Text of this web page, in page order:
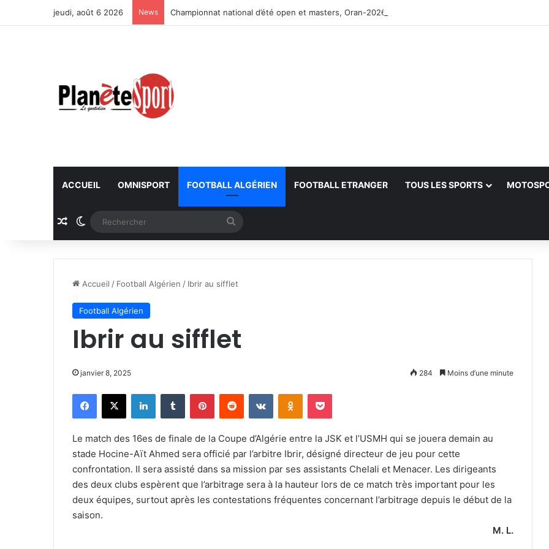
jeudi, août 6 2026 News Championnat national d’été open et masters, Oran-2026 — Le CRB s’adjuge le titre
ACCUEIL OMNISPORT FOOTBALL ALGÉRIEN FOOTBALL ETRANGER TOUS LES SPORTS
Article Aléatoire
Switch skin
Accueil / Football Algérien / Ibrir au sifflet
Football Algérien
Ibrir au sifflet
janvier 8, 2025 284 Moins d’une minute
Facebook
X LinkedinTumblr PinterestReddit VKontakteOdnoklassniki
Pocket
Le match des 16es de finale de la Coupe d’Algérie entre la JSK et l’USMH qui se jouera demain au
stade Hocine-Aït Ahmed sera officié par l’arbitre Ibrir, désigné directeur de jeu pour cette
confrontation. Il sera assisté dans sa mission par ses assistants Chelali et Menacer. Les dirigeants
des deux clubs espèrent que l’arbitrage sera à la hauteur lors de ce match très important pour les
deux équipes, surtout après les contestations fréquentes concernant l’arbitrage depuis le début de la
saison.
M. L.